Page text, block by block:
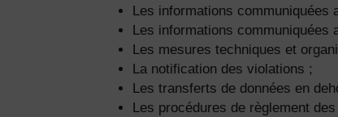
Les informations communiquées
Les informations communiquées
Les mesures techniques et
La notification des violations ;
Les transferts de données en
Les procédures de règlement